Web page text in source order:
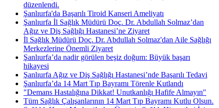
düzenlendi.
Şanlıurfa'da Başarılı Tiroid Kanseri Ameliyatı
Şanlıurfa İl Sağlık Müdürü Doç. Dr. Abdullah Solmaz’dan
Ağız ve Diş Sağlığı Hastanesi’ne Ziyaret
İl Sağlık Müdürü Doç. Dr. Abdullah Solmaz'dan Aile Sağlığı
Merkezlerine Önemli Ziyaret
Şanlıurfa’da nadir görülen beşiz doğum: Büyük başarı
hikayesi
Şanlıurfa Ağız ve Diş Sağlığı Hastanesi’nde Başarılı Tedavi
Şanlıurfa’da 14 Mart Tıp Bayramı Törenle Kutlandı
"Demans Hastalığına Dikkat! Unutkanlığı Hafife Almayın"
Tüm Sağlık Çalışanlarının 14 Mart Tıp Bayramı Kutlu Olsun.